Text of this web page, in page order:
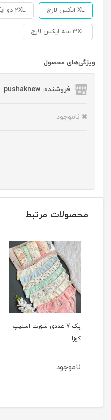
XL ایکس لارج 2XL دو ایکس لارج
3XL سه ایکس لارج
ویژگی‌های محصول
فروشنده: pushaknew
ناموجود
محصولات مرتبط
پک 7 عددی شورت اسلیپ
کوزا
ناموجود